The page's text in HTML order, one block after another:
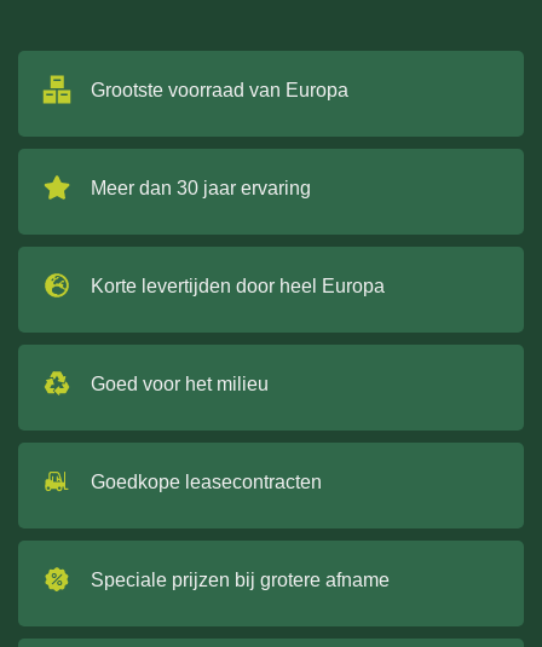
Grootste voorraad van Europa
Meer dan 30 jaar ervaring
Korte levertijden door heel Europa
Goed voor het milieu
Goedkope leasecontracten
Speciale prijzen bij grotere afname